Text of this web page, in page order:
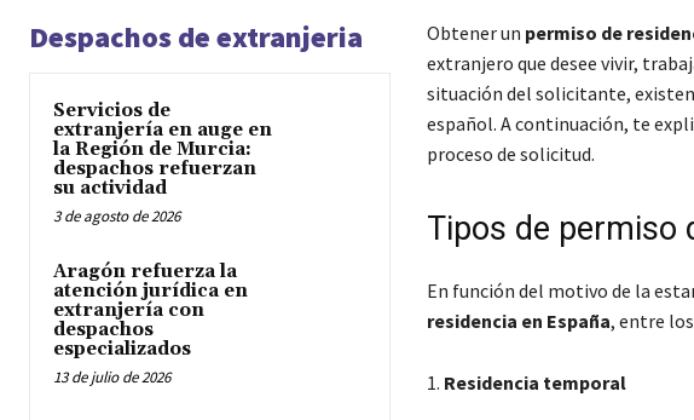
Despachos de extranjeria
Servicios de
extranjería en auge en
la Región de Murcia:
despachos refuerzan
su actividad
3 de agosto de 2026
Aragón refuerza la
atención jurídica en
extranjería con
despachos
especializados
13 de julio de 2026
Obtener un permiso de
extranjero que desee vivir,
situación del solicitante,
español. A continuación, te
proceso de solicitud.
Tipos de permiso
En función del motivo de la
residencia en España, entre
1. Residencia temporal